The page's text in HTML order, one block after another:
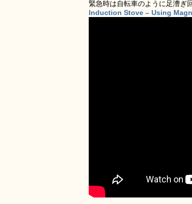
緊急時は自転車のように足漕ぎ
Induction Stove – Using